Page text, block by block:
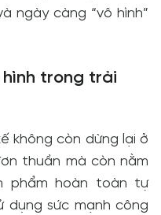
ngày càng “vô hình”
trong trải
không còn dừng lại ở
thuần mà còn nằm
phẩm hoàn toàn tự
dụng sức mạnh công